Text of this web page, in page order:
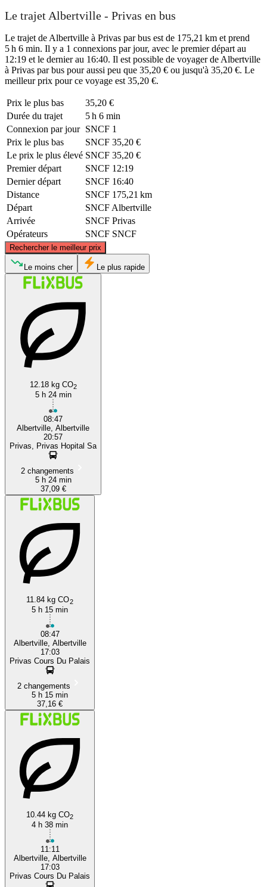
Le trajet Albertville - Privas en bus
Le trajet de Albertville à Privas par bus est de 175,21 km et prend
5 h 6 min. Il y a 1 connexions par jour, avec le premier départ au
12:19 et le dernier au 16:40. Il est possible de voyager de Albertville
à Privas par bus pour aussi peu que 35,20 € ou jusqu'à 35,20 €. Le
meilleur prix pour ce voyage est 35,20 €.
Prix ​​le plus bas
35,20 €
Durée du trajet
5 h 6 min
Connexion par jour SNCF 1
Prix ​​le plus bas
SNCF 35,20 €
Le prix le plus élevé SNCF 35,20 €
Premier départ
SNCF 12:19
Dernier départ
SNCF 16:40
Distance
SNCF 175,21 km
Départ
SNCF Albertville
Arrivée
SNCF Privas
Opérateurs
SNCF SNCF
Rechercher le meilleur prix
Privas
Le moins cher Le plus rapide
12.18 kg CO2
5 h 24 min
08:47
Albertville, Albertville
20:57
Privas, Privas Hopital Sa
2 changements
5 h 24 min
37,09 €
11.84 kg CO2
5 h 15 min
08:47
Albertville, Albertville
17:03
Privas Cours Du Palais
2 changements
5 h 15 min
37,16 €
10.44 kg CO2
4 h 38 min
11:11
Albertville, Albertville
17:03
Privas Cours Du Palais